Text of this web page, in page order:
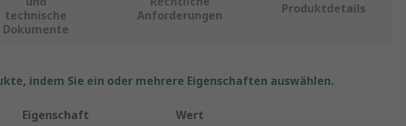
technische
Dokumente
Anforderungen
Produktdetails
indem Sie ein oder mehrere Eigenschaften auswählen.
Eigenschaft Wert